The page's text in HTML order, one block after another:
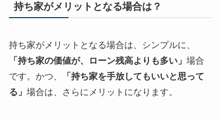
持ち家がメリットとなる場合は？
持ち家がメリットとなる場合は、シンプルに、
「持ち家の価値が、ローン残高よりも多い」 場合
です。かつ、
「持ち家を手放してもいいと思って
る」 場合は、さらにメリットになります。